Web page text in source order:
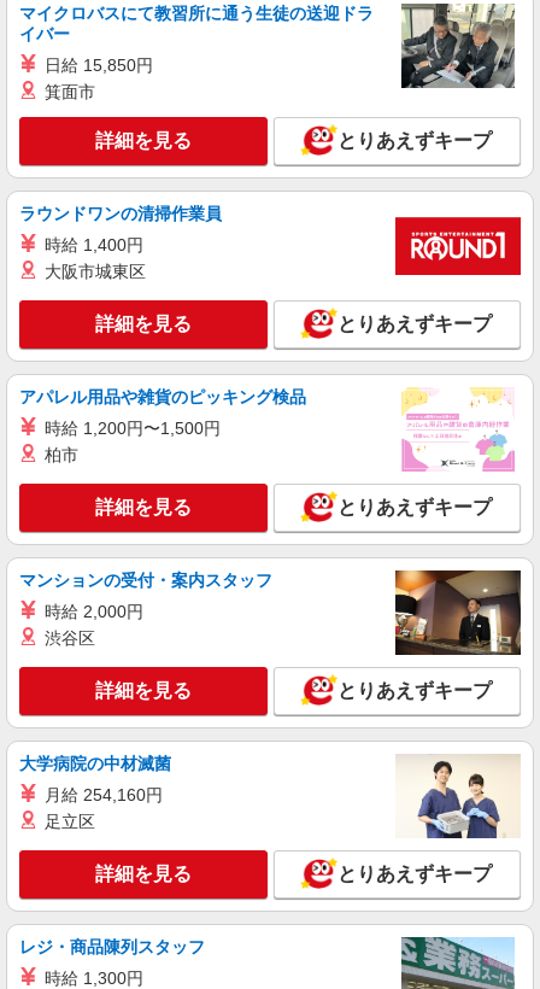
マイクロバスにて教習所に通う生徒の送迎ドラ
イバー
日給 15,850円
箕面市
詳細を見る とりあえずキープ
ラウンドワンの清掃作業員
時給 1,400円
大阪市城東区
詳細を見る とりあえずキープ
アパレル用品や雑貨のピッキング検品
時給 1,200円〜1,500円
柏市
詳細を見る とりあえずキープ
マンションの受付・案内スタッフ
時給 2,000円
渋谷区
詳細を見る とりあえずキープ
大学病院の中材滅菌
月給 254,160円
足立区
詳細を見る とりあえずキープ
レジ・商品陳列スタッフ
時給 1,300円